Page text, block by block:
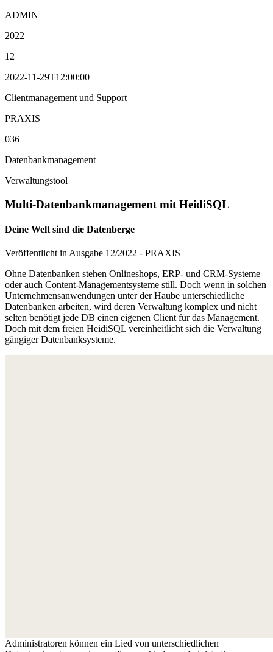
ADMIN
2022
12
2022-11-29T12:00:00
Clientmanagement und Support
PRAXIS
036
Datenbankmanagement
Verwaltungstool
Multi-Datenbankmanagement mit HeidiSQL
Deine Welt sind die Datenberge
Veröffentlicht in Ausgabe 12/2022 - PRAXIS
Ohne Datenbanken stehen Onlineshops, ERP- und CRM-Systeme
oder auch Content-Managementsysteme still. Doch wenn in solchen
Unternehmensanwendungen unter der Haube unterschiedliche
Datenbanken arbeiten, wird deren Verwaltung komplex und nicht
selten benötigt jede DB einen eigenen Client für das Management.
Doch mit dem freien HeidiSQL vereinheitlicht sich die Verwaltung
gängiger Datenbanksysteme.
Administratoren können ein Lied von unterschiedlichen